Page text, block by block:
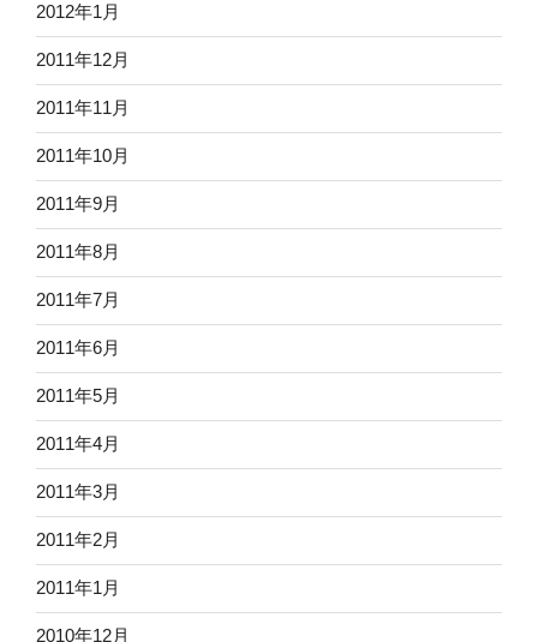
2012年1月
2011年12月
2011年11月
2011年10月
2011年9月
2011年8月
2011年7月
2011年6月
2011年5月
2011年4月
2011年3月
2011年2月
2011年1月
2010年12月